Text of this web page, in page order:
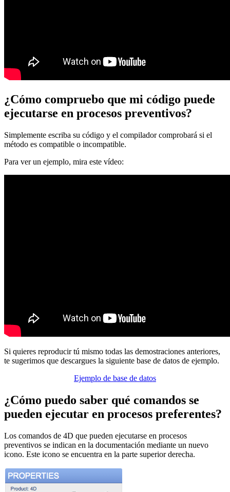
¿Cómo compruebo que mi código puede
ejecutarse en procesos preventivos?
Simplemente escriba su código y el compilador comprobará si el
método es compatible o incompatible.
Para ver un ejemplo, mira este vídeo:
Si quieres reproducir tú mismo todas las demostraciones anteriores,
te sugerimos que descargues la siguiente base de datos de ejemplo.
Ejemplo de base de datos
¿Cómo puedo saber qué comandos se
pueden ejecutar en procesos preferentes?
Los comandos de 4D que pueden ejecutarse en procesos
preventivos se indican en la documentación mediante un nuevo
icono. Este icono se encuentra en la parte superior derecha.